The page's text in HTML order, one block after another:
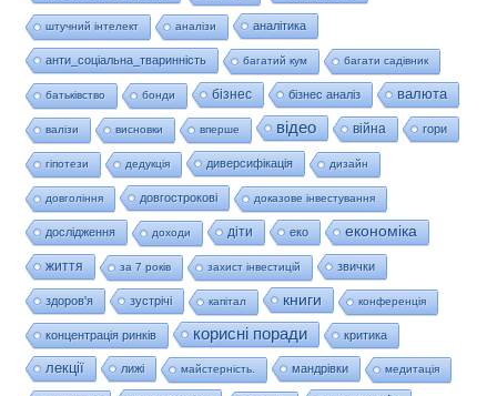
штучний інтелект аналізи аналітика
анти_соціальна_тваринність багатий кум багати садівник
батьківство бонди бізнес бізнес аналіз валюта
валізи висновки вперше відео війна гори
гіпотези дедукція диверсифікація дизайн
довгоління довгострокові доказове інвестування
дослідження доходи діти еко економіка
життя за 7 років захист інвестицій звички
здоров'я зустрічі капітал книги конференція
концентрація ринків корисні поради критика
лекції лижі майстерність. мандрівки медитація